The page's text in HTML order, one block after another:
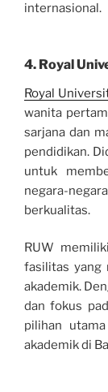
internasional.
4. Royal
Royal
wanita
sarjana dan
pendidikan.
untuk
negara-
berkualitas.
RUW
fasilitas yang
akademik.
dan fokus
pilihan
akademik di